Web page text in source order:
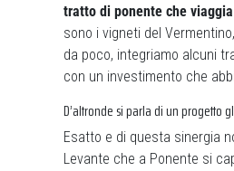
tratto di ponente che
sono i vigneti del
da poco, integriamo alcuni
con un investimento che
D’altronde si parla di un progetto
Esatto e di questa sinergia
Levante che a Ponente si